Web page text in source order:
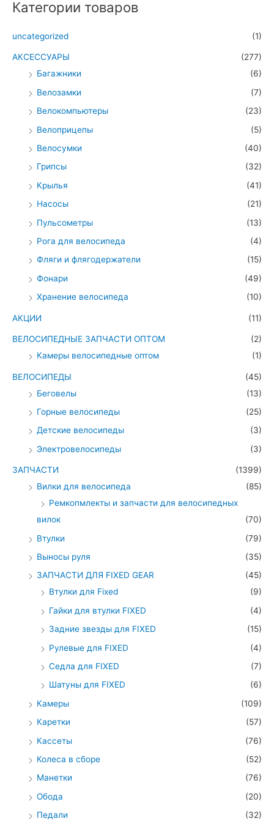
Категории товаров
uncategorized (1)
АКСЕССУАРЫ
(277)
Багажники
(6)
Велозамки
(7)
Велокомпьютеры
(23)
Велоприцепы
(5)
Велосумки
(40)
Грипсы
(32)
Крылья
(41)
Насосы
(21)
Пульсометры
(13)
Рога для велосипеда
(4)
Фляги и флягодержатели
(15)
Фонари
(49)
Хранение велосипеда
(10)
АКЦИИ (11)
ВЕЛОСИПЕДНЫЕ ЗАПЧАСТИ ОПТОМ
(2)
Камеры велосипедные оптом
(1)
ВЕЛОСИПЕДЫ
(45)
Беговелы
(13)
Горные велосипеды
(25)
Детские велосипеды
(3)
Электровелосипеды
(3)
ЗАПЧАСТИ
(1399)
Вилки для велосипеда
(85)
Ремкопмлекты и запчасти для велосипедных
вилок
(70)
Втулки
(79)
Выносы руля
(35)
ЗАПЧАСТИ ДЛЯ FIXED GEAR
(45)
Втулки для Fixed
(9)
Гайки для втулки FIXED
(4)
Задние звезды для FIXED
(15)
Рулевые для FIXED
(4)
Седла для FIXED
(7)
Шатуны для FIXED
(6)
Камеры
(109)
Каретки
(57)
Кассеты
(76)
Колеса в сборе
(52)
Манетки
(76)
Обода
(20)
Педали
(32)